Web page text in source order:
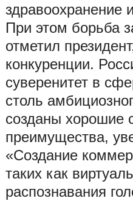
При этом борьба
отметил
конкуренции.
суверенитет в
столь
созданы хорошие
преимущества,
«Создание
таких как
распознавания